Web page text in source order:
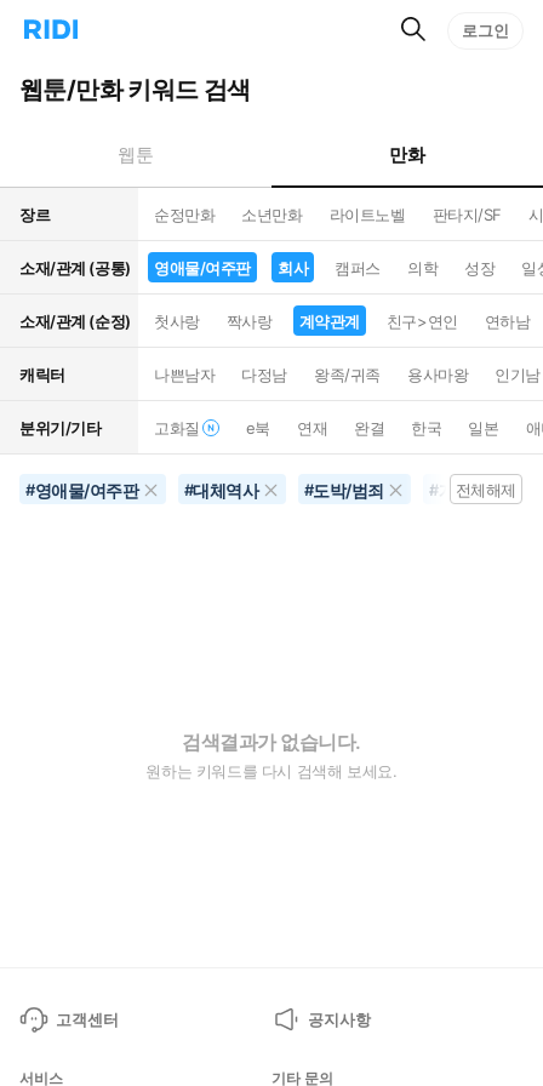
리
홈
으
턴
트
검
로그인
웹툰/만화 키워드 검색
웹툰 만화
장르 순정만화 소년만화 라이트노벨 판타지/SF
소재/관계 (공통) 영애물/여주판 회사 캠퍼스 의학 성장 일
소재/관계 (순정) 첫사랑 짝사랑 계약관계 친구>연인 연하남
캐릭터 나쁜남자 다정남 왕족/귀족 용사마왕 인기남
분위기/기타 고화질 e북 연재 완결 한국 일본
#영애물/여주판 #대체역사 #도박/범죄 #계약관계
전체해제
검색결과가 없습니다.
원하는 키워드를 다시 검색해 보세요.
고객센터 공지사항
서비스 기타 문의